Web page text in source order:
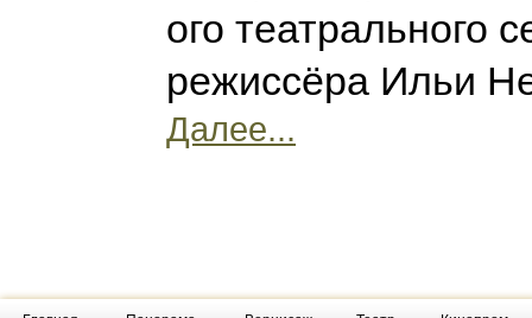
ого театрального
режиссёра Ильи
Далее...